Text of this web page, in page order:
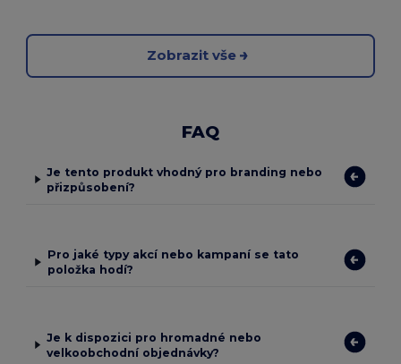
Zobrazit vše
FAQ
Je tento produkt vhodný pro branding nebo
přizpůsobení?
Pro jaké typy akcí nebo kampaní se tato
položka hodí?
Je k dispozici pro hromadné nebo
velkoobchodní objednávky?